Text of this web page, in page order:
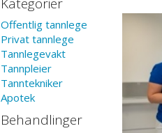
Offentlig tannlege
Privat tannlege
Tannlegevakt
Tannpleier
Tanntekniker
Apotek
Behandlinger